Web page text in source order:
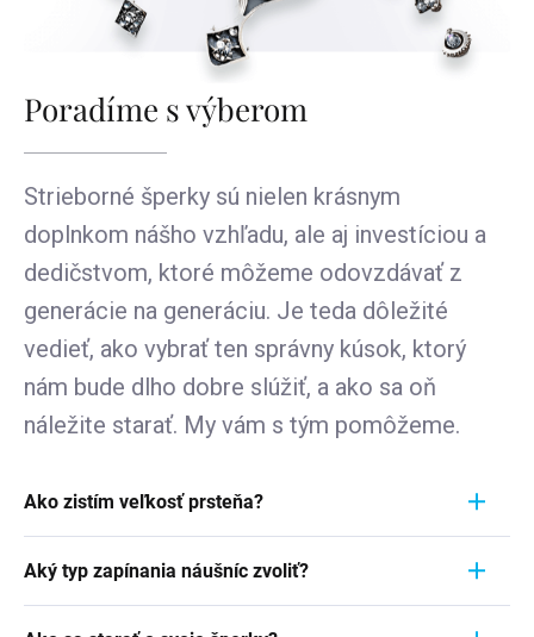
Poradíme s výberom
Strieborné šperky sú nielen krásnym
doplnkom nášho vzhľadu, ale aj investíciou a
dedičstvom, ktoré môžeme odovzdávať z
generácie na generáciu. Je teda dôležité
vedieť, ako vybrať ten správny kúsok, ktorý
nám bude dlho dobre slúžiť, a ako sa oň
náležite starať. My vám s tým pomôžeme.
Ako zistím veľkosť prsteňa?
Aby ste zistili jeho veľkosť, vezmite pravítko a
položte ho priamo na prstienok, ktorý momentálne
Aký typ zapínania náušníc zvoliť?